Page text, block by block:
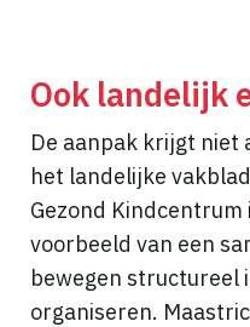
Ook landelijk
De aanpak krijgt niet
het landelijke
Gezond Kindcentrum
voorbeeld van een
bewegen structureel
organiseren.